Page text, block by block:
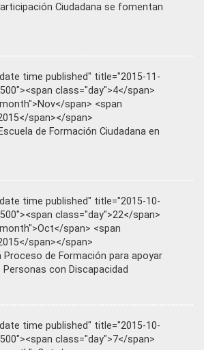
Ciudadana se fomentan
time published" title="2015-11-
class="day">4</span>
span> <span
span></span>
de Formación Ciudadana en
time published" title="2015-10-
class="day">22</span>
span> <span
span></span>
Proceso de Formación para apoyar
Personas con Discapacidad
time published" title="2015-10-
class="day">7</span>